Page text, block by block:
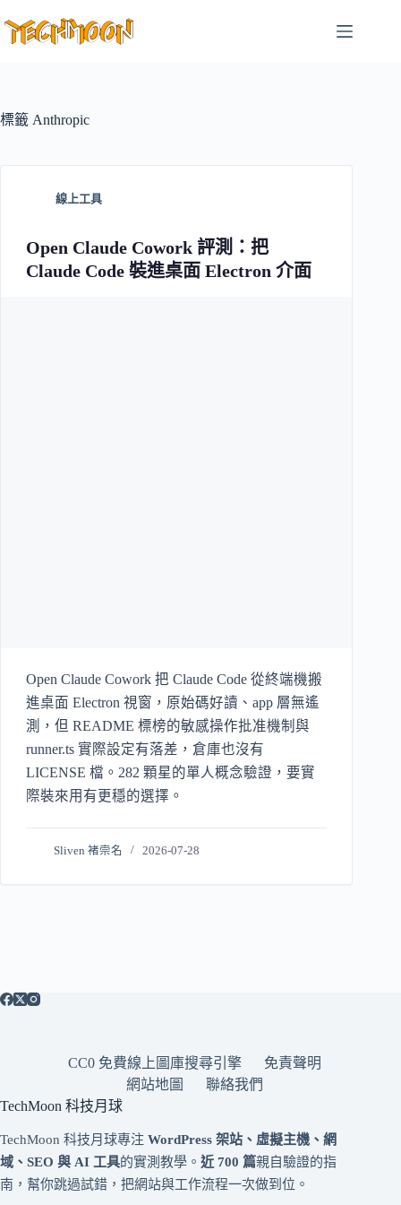
至
容
標籤 Anthropic
線上工具
Open Claude Cowork 評測：把
Claude Code 裝進桌面 Electron 介面
Open Claude Cowork 把 Claude Code 從終端機搬
進桌面 Electron 視窗，原始碼好讀、app 層無遙
測，但 README 標榜的敏感操作批准機制與
runner.ts 實際設定有落差，倉庫也沒有
LICENSE 檔。282 顆星的單人概念驗證，要實
際裝來用有更穩的選擇。
Sliven 褚崇名 2026-07-28
CC0 免費線上圖庫搜尋引擎
免責聲明
網站地圖
聯絡我們
TechMoon 科技月球
TechMoon 科技月球專注 WordPress 架站、虛擬主機、網
域、SEO 與 AI 工具的實測教學。 近 700 篇親自驗證的指
南，幫你跳過試錯，把網站與工作流程一次做到位。